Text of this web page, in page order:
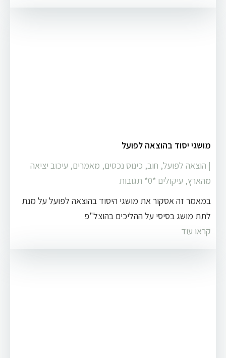
מושגי יסוד בהוצאה לפועל
| הוצאה לפועל, חוב, כינוס נכסים, מאמרים, עיכוב יציאה
מהארץ, עיקולים ‏*0* תגובות
במאמר זה אסקור את מושגי היסוד בהוצאה לפועל על מנת
לתת מושג בסיסי על ההליכים בהוצל"פ
קראו עוד